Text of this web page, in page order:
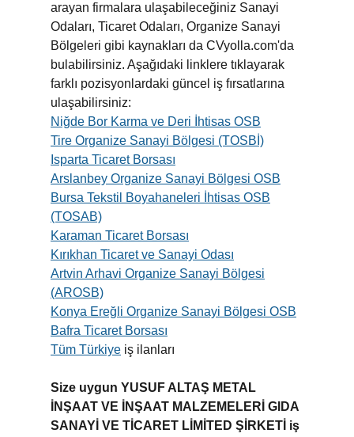
arayan firmalara ulaşabileceğiniz Sanayi
Odaları, Ticaret Odaları, Organize Sanayi
Bölgeleri gibi kaynakları da CVyolla.com'da
bulabilirsiniz. Aşağıdaki linklere tıklayarak
farklı pozisyonlardaki güncel iş fırsatlarına
ulaşabilirsiniz:
Niğde Bor Karma ve Deri İhtisas OSB
Tire Organize Sanayi Bölgesi (TOSBİ)
Isparta Ticaret Borsası
Arslanbey Organize Sanayi Bölgesi OSB
Bursa Tekstil Boyahaneleri İhtisas OSB
(TOSAB)
Karaman Ticaret Borsası
Kırıkhan Ticaret ve Sanayi Odası
Artvin Arhavi Organize Sanayi Bölgesi
(AROSB)
Konya Ereğli Organize Sanayi Bölgesi OSB
Bafra Ticaret Borsası
Tüm Türkiye iş ilanları
Size uygun YUSUF ALTAŞ METAL
İNŞAAT VE İNŞAAT MALZEMELERİ GIDA
SANAYİ VE TİCARET LİMİTED ŞİRKETİ iş